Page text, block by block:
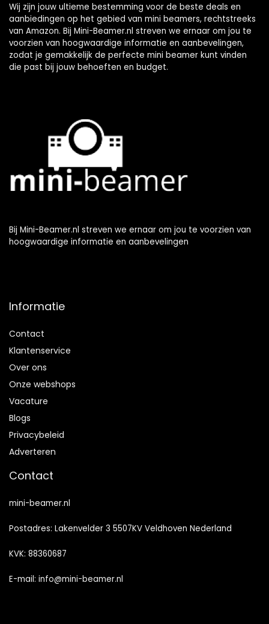
Wij zijn jouw ultieme bestemming voor de beste deals en
aanbiedingen op het gebied van mini beamers, rechtstreeks
van Amazon. Bij Mini-Beamer.nl streven we ernaar om jou te
voorzien van hoogwaardige informatie en aanbevelingen,
zodat je gemakkelijk de perfecte mini beamer kunt vinden
die past bij jouw behoeften en budget.
Bij Mini-Beamer.nl streven we ernaar om jou te voorzien van
hoogwaardige informatie en aanbevelingen
Informatie
Contact
Klantenservice
Over ons
Onze webshops
Vacature
Blogs
Privacybeleid
Adverteren
Contact
mini-beamer.nl
Postadres: Lakenvelder 3 5507KV Veldhoven Nederland
KVK: 88360687
E-mail: info@mini-beamer.nl